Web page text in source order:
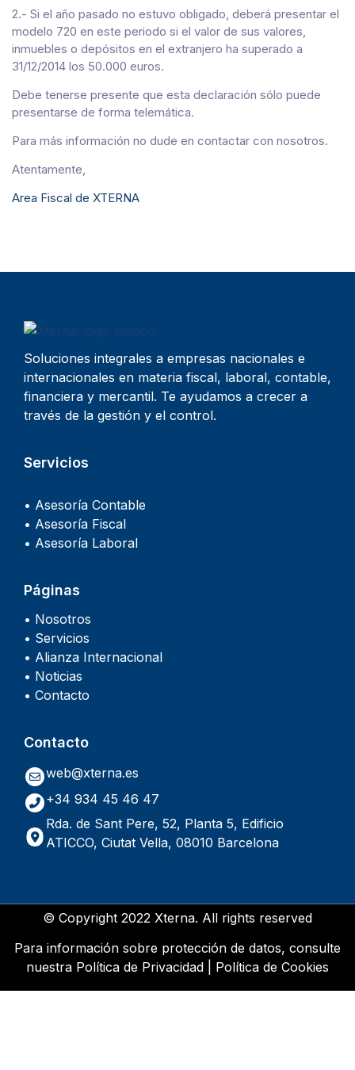
2.- Si el año pasado no estuvo obligado, deberá presentar el
modelo 720 en este periodo si el valor de sus valores,
inmuebles o depósitos en el extranjero ha superado a
31/12/2014 los 50.000 euros.
Debe tenerse presente que esta declaración sólo puede
presentarse de forma telemática.
Para más información no dude en contactar con nosotros.
Atentamente,
Area Fiscal de XTERNA
Soluciones integrales a empresas nacionales e
internacionales en materia fiscal, laboral, contable,
financiera y mercantil. Te ayudamos a crecer a
través de la gestión y el control.
Servicios
• Asesoría Contable
• Asesoría Fiscal
• Asesoría Laboral
Páginas
• Nosotros
• Servicios
• Alianza Internacional
• Noticias
• Contacto
Contacto
web@xterna.es
+34 934 45 46 47
Rda. de Sant Pere, 52, Planta 5, Edificio
ATICCO, Ciutat Vella, 08010 Barcelona
© Copyright 2022 Xterna. All rights reserved
Para información sobre protección de datos, consulte
nuestra Política de Privacidad Política de Cookies